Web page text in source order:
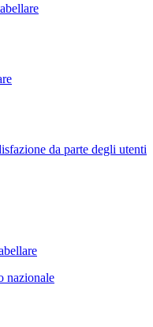
da parte degli utenti
nazionale